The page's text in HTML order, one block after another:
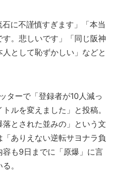
に不謹慎すぎます」「本当
。悲しいです」「同じ阪神
として恥ずかしい」などと
ターで「登録者が10人減っ
ルを変えました」と投稿。
とされた並みの」という文
ありえない逆転サヨナラ負
も9日までに「原爆」に言
。